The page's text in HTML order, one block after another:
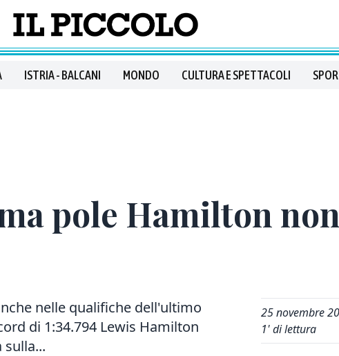
ISTRIA - BALCANI MONDO CULTURA E SPETTACOLI
pole Hamilton
nelle qualifiche dell'ultimo
di 1:34.794 Lewis Hamilton
25 novembre
1' di lettura